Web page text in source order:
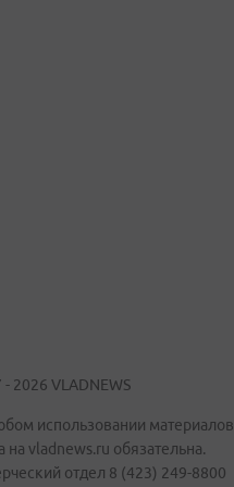
2026 VLADNEWS
использовании материалов
на vladnews.ru обязательна.
отдел 8 (423) 249-8800